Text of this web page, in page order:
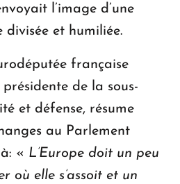
l’image d’une
divisée et humiliée.
française
de la sous-
et défense, résume
au Parlement
« L’Europe doit un peu
où elle s’assoit et un